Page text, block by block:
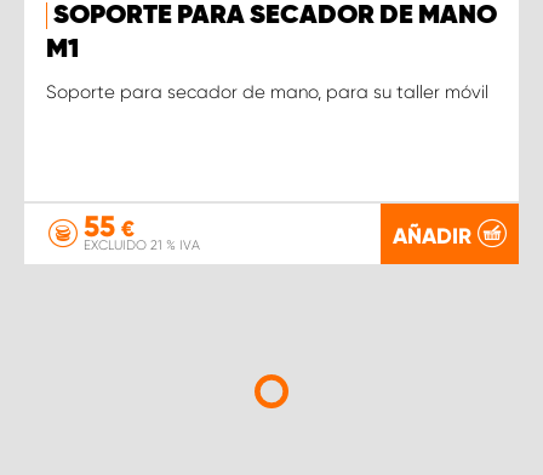
SOPORTE PARA SECADOR DE MANO
M1
Soporte para secador de mano, para su taller móvil
55 €
EXCLUIDO 21 % IVA AÑADIR